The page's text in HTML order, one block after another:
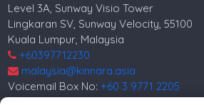
Level 3A, Sunway Visio Tower
Lingkaran SV, Sunway Velocity, 55100
Kuala Lumpur, Malaysia
+60397712230
malaysia@kinnara.asia
Voicemail Box No:+60 3 9771 2205